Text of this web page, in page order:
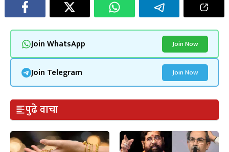
Join WhatsApp Join Now
Join Telegram Join Now
पुढे वाचा